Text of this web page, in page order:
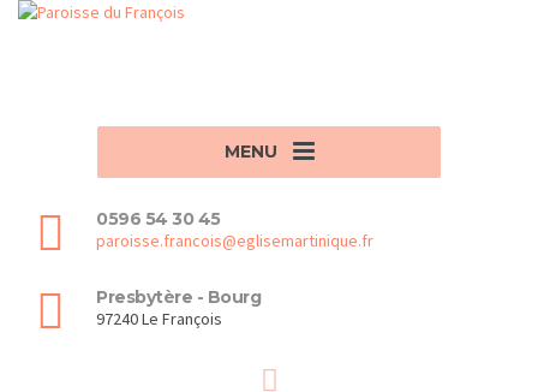
MENU
0596 54 30 45
paroisse.francois@eglisemartinique.fr
Presbytère - Bourg
97240 Le François